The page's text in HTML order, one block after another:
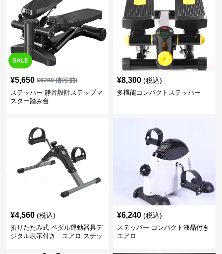
SALE
¥5,650 ¥6280(割引前)
ステッパー 静音設計ステップマ
スター踏み台
¥8,300 (税込)
多機能コンパクトステッパー
¥4,560 (税込)
折りたたみ式 ペダル運動器具デ
ジタル表示付き エアロ ステッ
¥6,240 (税込)
ステッパー コンパクト液晶付き
エアロ